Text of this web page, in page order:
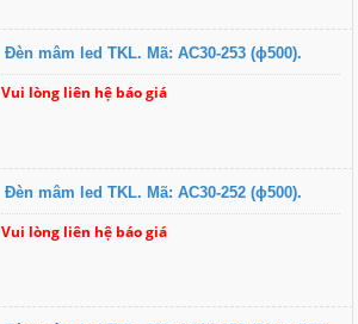
Đèn mâm led TKL. Mã: AC30-253 (ɸ500).
Vui lòng liên hệ báo giá
Đèn mâm led TKL. Mã: AC30-252 (ɸ500).
Vui lòng liên hệ báo giá